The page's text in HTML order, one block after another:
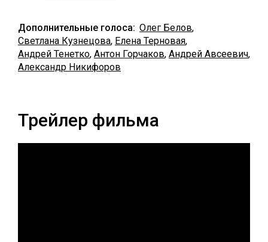
Дополнительные голоса: Олег Белов,
Светлана Кузнецова, Елена Терновая,
Андрей Тенетко, Антон Горчаков, Андрей Авсеевич,
Александр Никифоров
Трейлер фильма